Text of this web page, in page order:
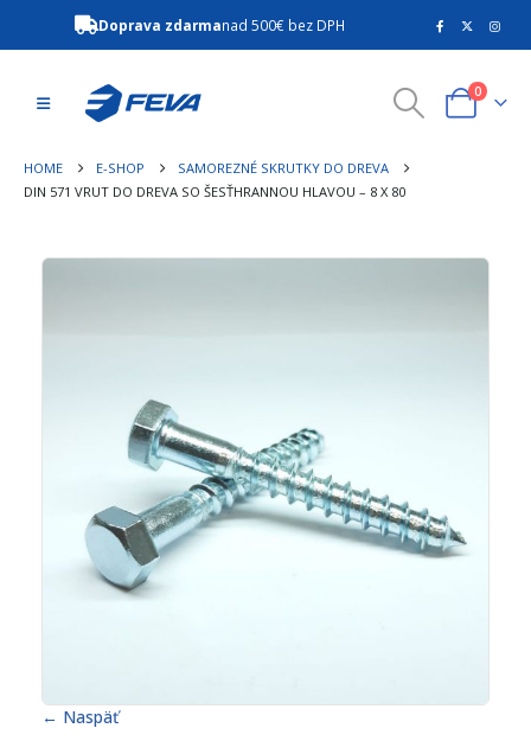
Doprava zdarmanad 500€ bez DPH
0
HOME E-SHOP
SAMOREZNÉ SKRUTKY DO DREVA
DIN 571 VRUT DO DREVA SO ŠESŤHRANNOU HLAVOU – 8 X 80
← Naspäť